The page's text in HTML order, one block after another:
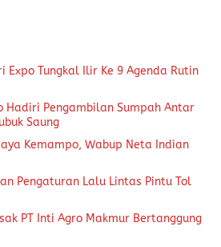
Expo Tungkal Ilir Ke 9 Agenda Rutin
Hadiri Pengambilan Sumpah Antar
Saung
Kemampo, Wabup Neta Indian
Pengaturan Lalu Lintas Pintu Tol
PT Inti Agro Makmur Bertanggung